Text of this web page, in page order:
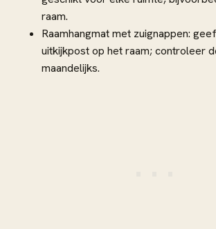
raam.
Raamhangmat met zuignappen:
uitkijkpost op het raam; controleer
maandelijks.